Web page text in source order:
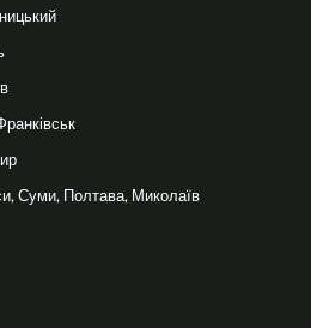
Суми, Полтава, Миколаїв